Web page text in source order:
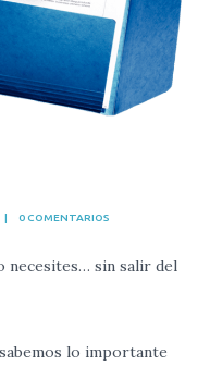
| 0 COMENTARIOS
necesites… sin salir del
sabemos lo importante